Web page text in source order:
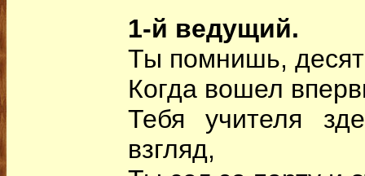
1-й ведущий.
Ты помнишь,
Когда вошел
Тебя учителя
взгляд,